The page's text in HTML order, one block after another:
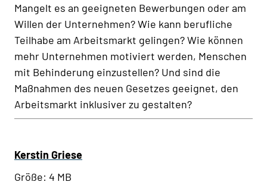
Mangelt es an geeigneten Bewerbungen oder am
Willen der Unternehmen? Wie kann berufliche
Teilhabe am Arbeitsmarkt gelingen? Wie können
mehr Unternehmen motiviert werden, Menschen
mit Behinderung einzustellen? Und sind die
Maßnahmen des neuen Gesetzes geeignet, den
Arbeitsmarkt inklusiver zu gestalten?
Kerstin Griese
Größe: 4 MB